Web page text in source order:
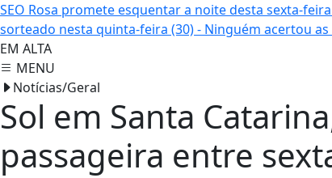
SEO Rosa promete esquentar a noite desta sexta-
sorteado nesta quinta-feira (30) - Ninguém acertou as
EM ALTA
MENU
Notícias/Geral
Sol em Santa
passageira entre